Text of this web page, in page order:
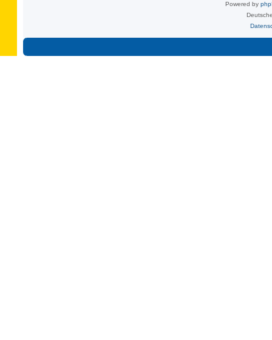
Powered by